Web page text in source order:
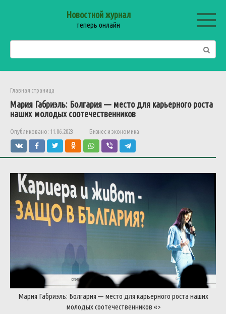
Новостной журнал
теперь онлайн
Главная страница
Мария Габриэль: Болгария — место для карьерного роста
наших молодых соотечественников
Опубликовано: 11.06.2023 Бизнес и экономика
Мария Габриэль: Болгария — место для карьерного роста наших
молодых соотечественников «>